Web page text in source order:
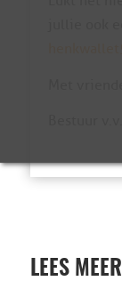
LEES MEER